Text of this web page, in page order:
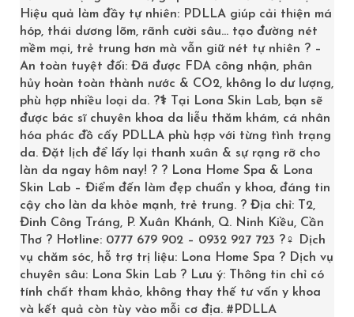
da. Serum Obagi còn có khả năng oxy hóa rất cao do
chứa các dưỡng chất từ thực vật. Giúp làn da bạn đẩy
lùi được các dấu hiệu lão hóa như sạm nám, đốm đen,
nếp nhăn,..
ĐỐI TƯỢNG SỬ DỤNG SERUM DƯỠNG TRẮNG DA
CHỐNG LÃO HÓA OBAGI DA KHÔ
Sản phẩm này có thể sử dụng cho mọi loại da, đặc biệt
là da khô.
Dành cho những làn da xuất hiện đốm đen, nám, nếp
nhăn.
Serum làm trắng da Obagi cho da khô dành cho những
chị em phụ nữ mong muốn ngăn ngừa lão hóa.
Cho những ai muốn dưỡng da trắng sáng và mềm mịn
tự nhiên.
Hiệu quả làm đầy tự nhiên: PDLLA giúp cải thiện má
hóp, thái dương lõm, rãnh cười sâu… tạo đường nét
mềm mại, trẻ trung hơn mà vẫn giữ nét tự nhiên ? –
An toàn tuyệt đối: Đã được FDA công nhận, phân
hủy hoàn toàn thành nước & CO2, không lo dư lượng,
phù hợp nhiều loại da. ?‍⚕️ Tại Lona Skin Lab, bạn sẽ
được bác sĩ chuyên khoa da liễu thăm khám, cá nhân
hóa phác đồ cấy PDLLA phù hợp với từng tình trạng
da. Đặt lịch để lấy lại thanh xuân & sự rạng rỡ cho
làn da ngay hôm nay! ? ? Lona Home Spa & Lona
Skin Lab – Điểm đến làm đẹp chuẩn y khoa, đáng tin
cậy cho làn da khỏe mạnh, trẻ trung. ? Địa chỉ: T2,
Đinh Công Tráng, P. Xuân Khánh, Q. Ninh Kiều, Cần
Thơ ? Hotline: 0777 679 902 – 0932 927 723 ?‍♀️ Dịch
vụ chăm sóc, hỗ trợ trị liệu: Lona Home Spa ? Dịch vụ
chuyên sâu: Lona Skin Lab ? Lưu ý: Thông tin chỉ có
tính chất tham khảo, không thay thế tư vấn y khoa
và kết quả còn tùy vào mỗi cơ địa. #PDLLA